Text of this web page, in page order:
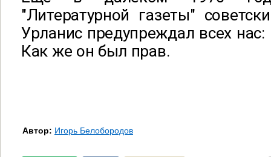
"Литературной газеты"
Урланис предупреждал всех
Как же он был прав.
Автор: Игорь Белобородов